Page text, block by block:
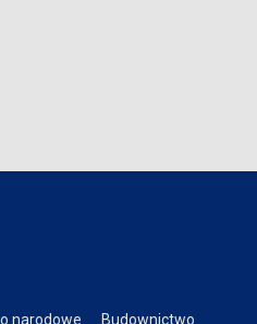
narodowe
Budownictwo